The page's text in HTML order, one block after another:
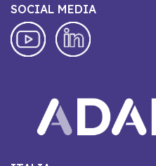
SOCIAL MEDIA